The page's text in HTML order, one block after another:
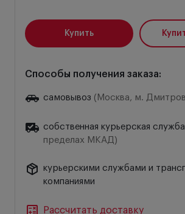
Купить
Способы получения заказа:
самовывоз (Москва, м.
собственная курьерская служба
пределах МКАД)
курьерскими службами и
компаниями
Рассчитать доставку